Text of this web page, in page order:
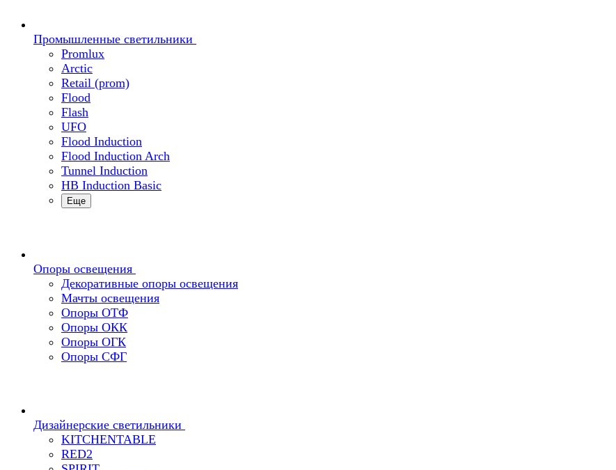
Промышленные светильники
Promlux
Arctic
Retail (prom)
Flood
Flash
UFO
Flood Induction
Flood Induction Arch
Tunnel Induction
HB Induction Basic
Еще
Опоры освещения
Декоративные опоры освещения
Мачты освещения
Опоры ОТФ
Опоры ОКК
Опоры ОГК
Опоры СФГ
Дизайнерские светильники
KITCHENTABLE
RED2